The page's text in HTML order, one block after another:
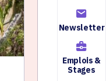
Newsletter
Emplois &
Stages